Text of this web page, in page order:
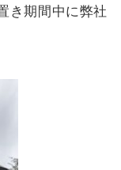
き期間中に弊社